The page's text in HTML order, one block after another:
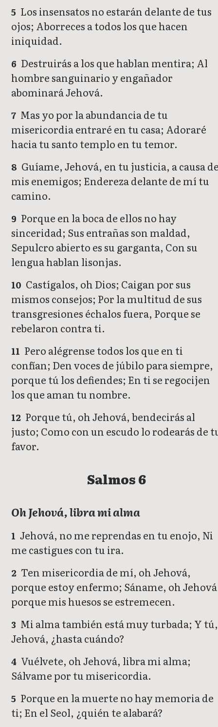
5 Los insensatos no estarán delante de tus
ojos; Aborreces a todos los que hacen
iniquidad.
6 Destruirás a los que hablan mentira; Al
hombre sanguinario y engañador
abominará Jehová.
7 Mas yo por la abundancia de tu
misericordia entraré en tu casa; Adoraré
hacia tu santo templo en tu temor.
8 Guíame, Jehová, en tu justicia, a causa
mis enemigos; Endereza delante de mí tu
camino.
9 Porque en la boca de ellos no hay
sinceridad; Sus entrañas son maldad,
Sepulcro abierto es su garganta, Con su
lengua hablan lisonjas.
10 Castígalos, oh Dios; Caigan por sus
mismos consejos; Por la multitud de sus
transgresiones échalos fuera, Porque se
rebelaron contra ti.
11 Pero alégrense todos los que en ti
confían; Den voces de júbilo para siempre,
porque tú los defiendes; En ti se regocijen
los que aman tu nombre.
12 Porque tú, oh Jehová, bendecirás al
justo; Como con un escudo lo rodearás de
favor.
Salmos 6
Oh Jehová, libra mi alma
1 Jehová, no me reprendas en tu enojo, Ni
me castigues con tu ira.
2 Ten misericordia de mí, oh Jehová,
porque estoy enfermo; Sáname, oh
porque mis huesos se estremecen.
3 Mi alma también está muy turbada; Y tú,
Jehová, ¿hasta cuándo?
4 Vuélvete, oh Jehová, libra mi alma;
Sálvame por tu misericordia.
5 Porque en la muerte no hay memoria de
ti; En el Seol, ¿quién te alabará?